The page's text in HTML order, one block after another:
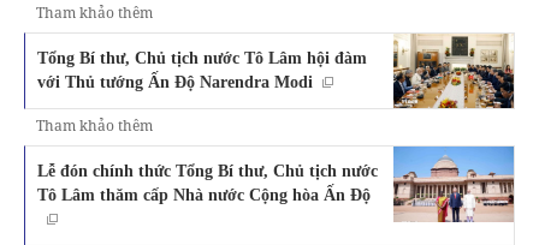
Tham khảo thêm
Tổng Bí thư, Chủ tịch nước Tô Lâm hội đàm
với Thủ tướng Ấn Độ Narendra Modi
Tham khảo thêm
Lễ đón chính thức Tổng Bí thư, Chủ tịch nước
Tô Lâm thăm cấp Nhà nước Cộng hòa Ấn Độ